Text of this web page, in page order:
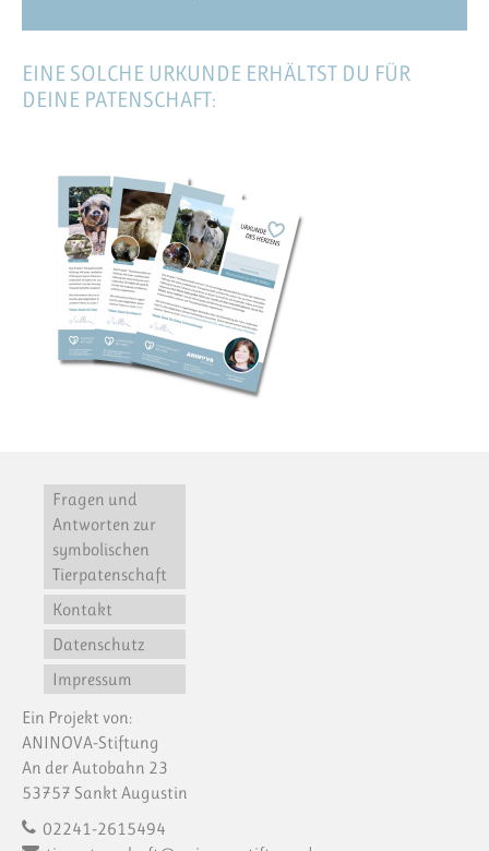
EINE SOLCHE URKUNDE ERHÄLTST DU FÜR
DEINE PATENSCHAFT:
Fragen und
Antworten zur
symbolischen
Tierpatenschaft
Kontakt
Datenschutz
Impressum
Ein Projekt von:
ANINOVA-Stiftung
An der Autobahn 23
53757 Sankt Augustin
02241-2615494